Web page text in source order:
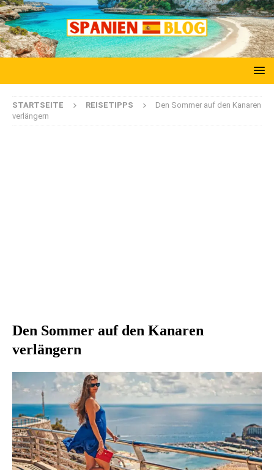
STARTSEITE REISETIPPS
Den Sommer auf den Kanaren
verlängern
Den Sommer auf den Kanaren
verlängern